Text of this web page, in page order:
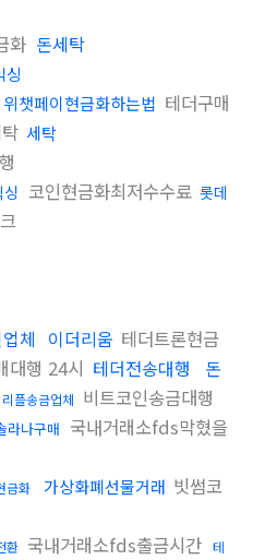
화 돈세탁
싱
위챗페이현금화하는법 테더구매
세탁
코인현금화최저수수료 롯데
체 이더리움 테더트론현금
대행 24시 테더전송대행
돈
리플송금업체 비트코인송금대행
라나구매 국내거래소fds막혔을
금화 가상화폐선물거래 빗썸코
환 국내거래소fds출금시간 테